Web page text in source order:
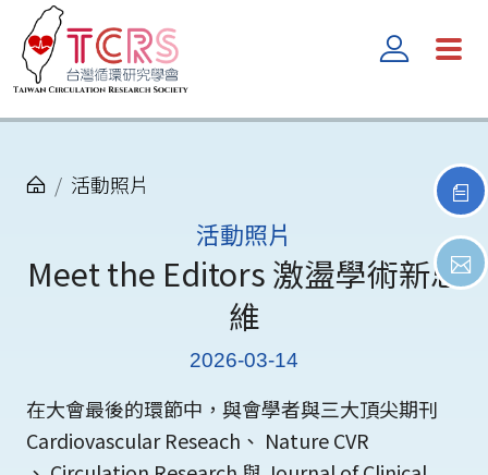
活動照片
活動照片
Meet the Editors 激盪學術新思
維
2026-03-14
在大會最後的環節中，與會學者與三大頂尖期刊
Cardiovascular Reseach、 Nature CVR